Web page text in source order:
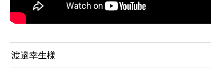
渡邉幸生様